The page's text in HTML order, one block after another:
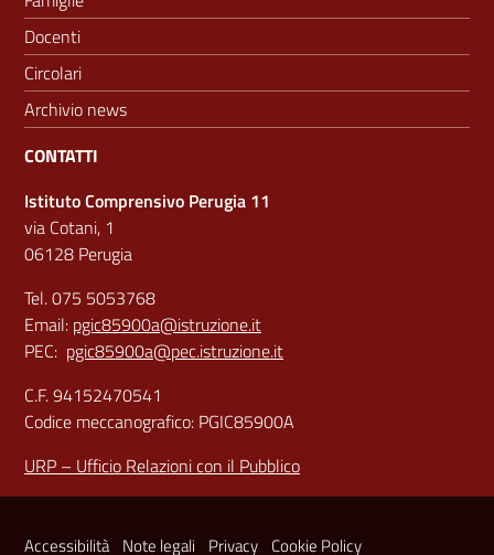
Docenti
Circolari
Archivio news
CONTATTI
Istituto Comprensivo Perugia 11
via Cotani, 1
06128 Perugia
Tel. 075 5053768
Email: pgic85900a@istruzione.it
PEC: pgic85900a@pec.istruzione.it
C.F. 94152470541
Codice meccanografico: PGIC85900A
URP – Ufficio Relazioni con il Pubblico
Accessibilità Note legali Privacy Cookie Policy